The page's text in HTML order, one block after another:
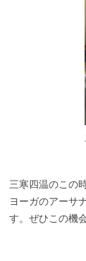
三寒四温のこの
ヨーガのアーサ
す。ぜひこの機